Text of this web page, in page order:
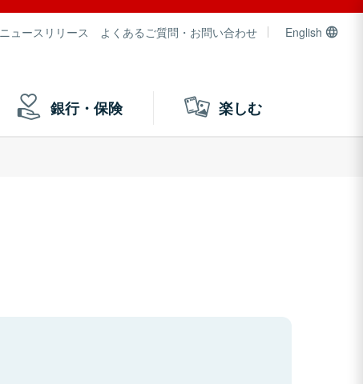
ニュースリリース よくあるご質問・お問い合わせ English
銀行・保険 楽しむ